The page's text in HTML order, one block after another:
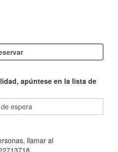
apúntese en la lista de